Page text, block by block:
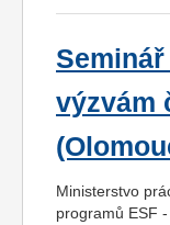
výzvám
Ministerstvo
programů ESF